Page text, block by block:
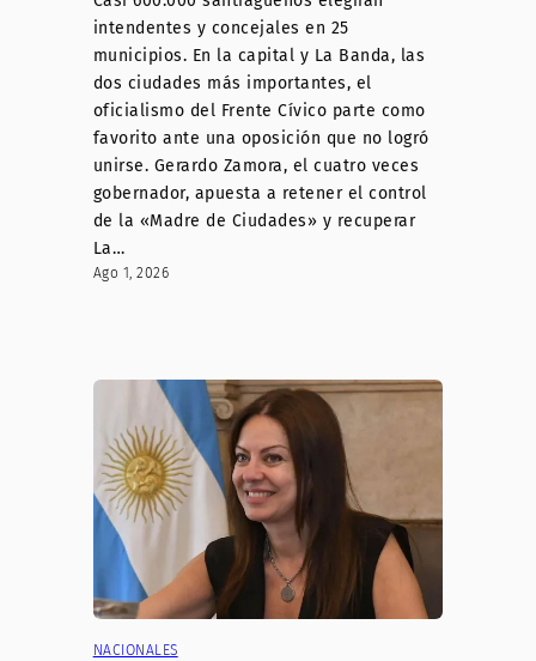
intendentes y concejales en 25
municipios. En la capital y La Banda, las
dos ciudades más importantes, el
oficialismo del Frente Cívico parte como
favorito ante una oposición que no logró
unirse. Gerardo Zamora, el cuatro veces
gobernador, apuesta a retener el control
de la «Madre de Ciudades» y recuperar
La…
Ago 1, 2026
NACIONALES